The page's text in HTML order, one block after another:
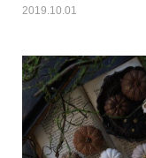
2019.10.01